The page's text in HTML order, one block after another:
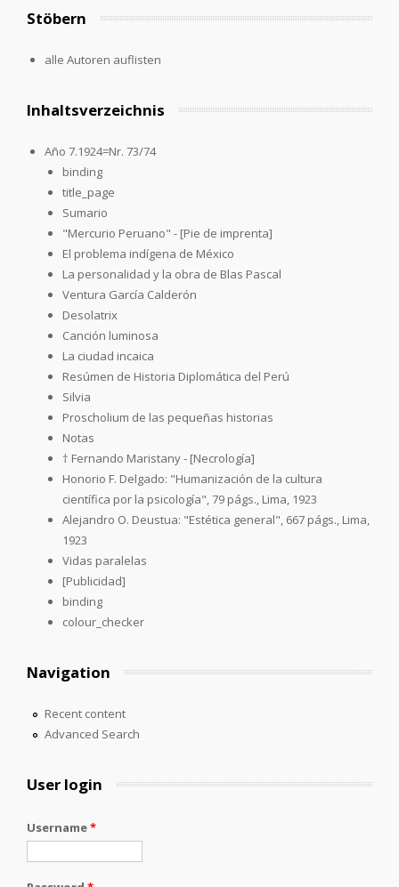
Stöbern
alle Autoren auflisten
Inhaltsverzeichnis
Año 7.1924=Nr. 73/74
binding
title_page
Sumario
"Mercurio Peruano" - [Pie de imprenta]
El problema indígena de México
La personalidad y la obra de Blas Pascal
Ventura García Calderón
Desolatrix
Canción luminosa
La ciudad incaica
Resúmen de Historia Diplomática del Perú
Silvia
Proscholium de las pequeñas historias
Notas
† Fernando Maristany - [Necrología]
Honorio F. Delgado: "Humanización de la cultura
científica por la psicología", 79 págs., Lima, 1923
Alejandro O. Deustua: "Estética general", 667 págs., Lima,
1923
Vidas paralelas
[Publicidad]
binding
colour_checker
Navigation
Recent content
Advanced Search
User login
Username*